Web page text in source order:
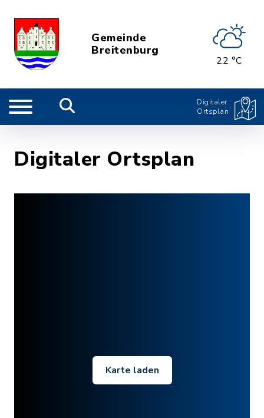
Gemeinde
Breitenburg
22 °C
Digitaler
Ortsplan
Digitaler Ortsplan
Karte laden